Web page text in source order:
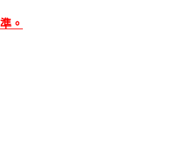
。